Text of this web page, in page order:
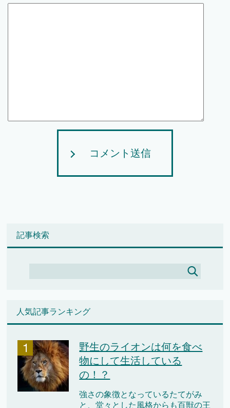
コメント送信
記事検索
人気記事ランキング
野生のライオンは何を食べ
物にして生活している
の！？
強さの象徴となっているたてがみ
と、堂々とした風格からも百獣の王